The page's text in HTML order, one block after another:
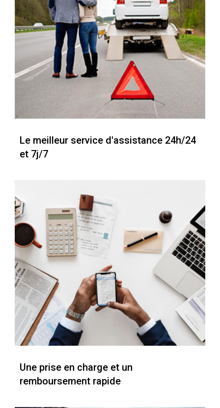
Le meilleur service d'assistance 24h/24
et 7j/7
Une prise en charge et un
remboursement rapide